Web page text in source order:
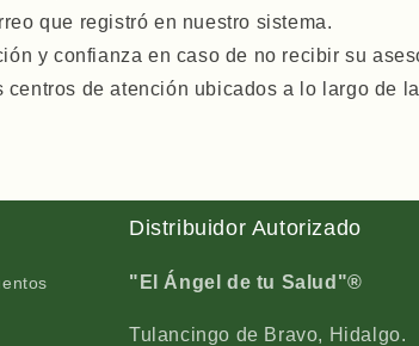
que registró en nuestro sistema.
y confianza en caso de no recibir su
centros de atención ubicados a lo largo de
Distribuidor Autorizado
"El Ángel de tu Salud"®
Tulancingo de Bravo, Hidalgo.